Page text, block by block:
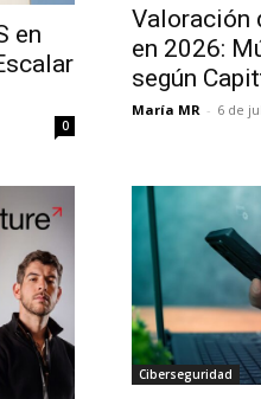
en
0
Valoración
en 2026:
según
María MR - 6 de
Ciberseguridad